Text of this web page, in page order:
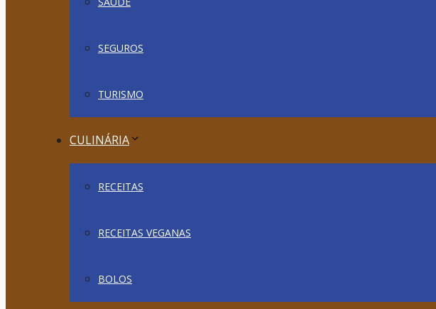
SEGUROS
TURISMO
CULINÁRIA
RECEITAS
RECEITAS VEGANAS
BOLOS